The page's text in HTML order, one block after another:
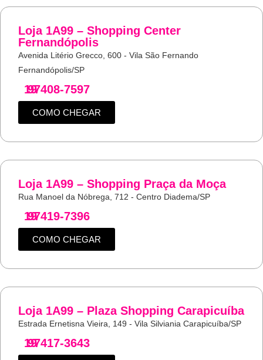
Loja 1A99 – Shopping Center
Fernandópolis
Avenida Litério Grecco, 600 - Vila São Fernando
Fernandópolis/SP
19
97408-7597
COMO CHEGAR
Loja 1A99 – Shopping Praça da Moça
Rua Manoel da Nóbrega, 712 - Centro Diadema/SP
19
97419-7396
COMO CHEGAR
Loja 1A99 – Plaza Shopping Carapicuíba
Estrada Ernetisna Vieira, 149 - Vila Silviania Carapicuíba/SP
19
97417-3643